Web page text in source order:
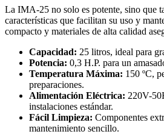
La IMA-25 no solo es potente, sino que
características que facilitan su uso y
compacto y materiales de alta calidad
Capacidad: 25 litros, ideal para
Potencia: 0,3 H.P. para un
Temperatura Máxima: 150 ºC,
preparaciones.
Alimentación Eléctrica: 220V-
instalaciones estándar.
Fácil Limpieza: Componentes
mantenimiento sencillo.